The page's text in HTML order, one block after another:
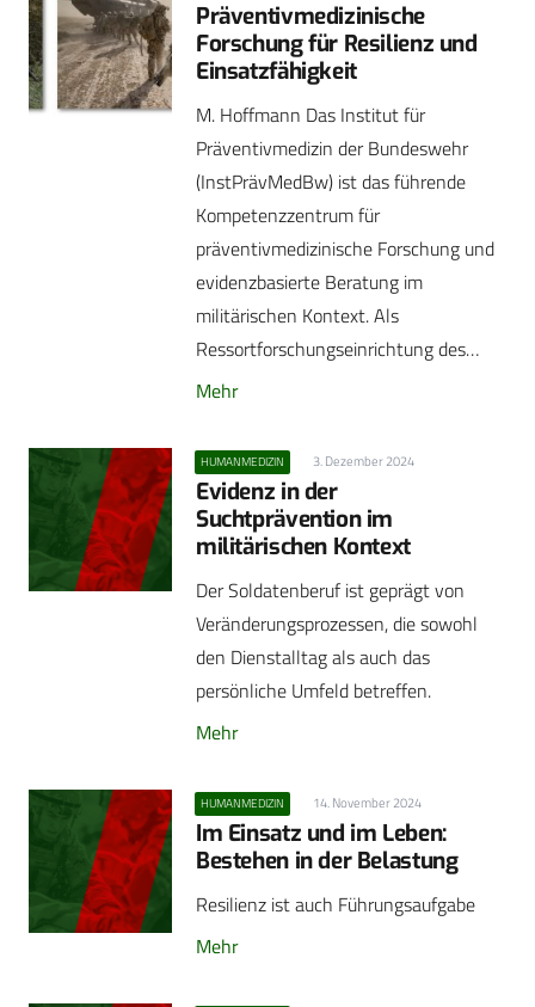
Präventivmedizinische
Forschung für Resilienz und
Einsatzfähigkeit
M. Hoffmann Das Institut für
Präventivmedizin der Bundeswehr
(InstPrävMedBw) ist das führende
Kompetenzzentrum für
präventivmedizinische Forschung und
evidenzbasierte Beratung im
militärischen Kontext. Als
Ressortforschungseinrichtung des…
Mehr
HUMANMEDIZIN 3. Dezember 2024
Evidenz in der
Suchtprävention im
militärischen Kontext
Der Soldatenberuf ist geprägt von
Veränderungsprozessen, die sowohl
den Dienstalltag als auch das
persönliche Umfeld betreffen.
Mehr
HUMANMEDIZIN 14. November 2024
Im Einsatz und im Leben:
Bestehen in der Belastung
Resilienz ist auch Führungsaufgabe
Mehr